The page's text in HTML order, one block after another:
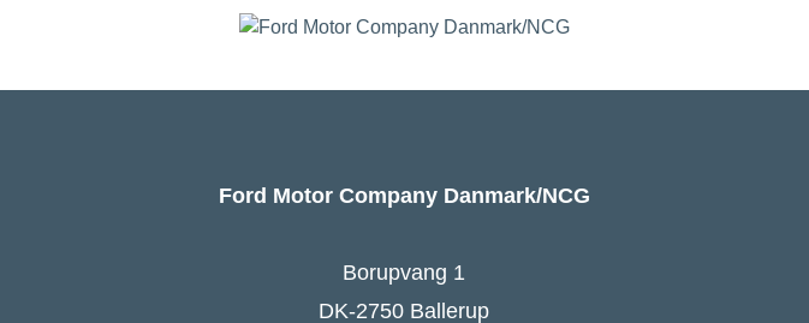
Ford Motor Company Danmark/NCG
Borupvang 1
DK-2750 Ballerup